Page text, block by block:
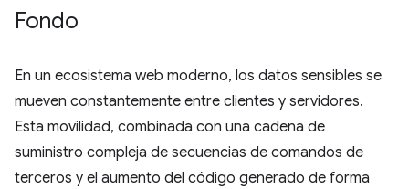
Fondo
En un ecosistema web moderno, los datos sensibles se
mueven constantemente entre clientes y servidores.
Esta movilidad, combinada con una cadena de
suministro compleja de secuencias de comandos de
terceros y el aumento del código generado de forma